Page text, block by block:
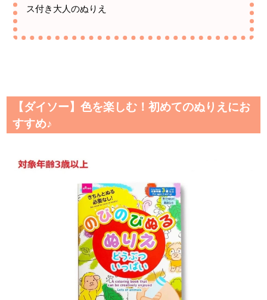
ス付き大人のぬりえ
【ダイソー】色を楽しむ！初めてのぬりえにお
すすめ♪